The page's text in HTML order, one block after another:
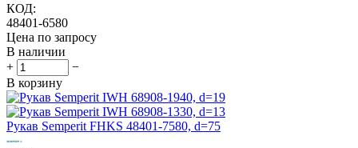
КОД:
48401-6580
Цена по запросу
В наличии
+
−
В корзину
Рукав Semperit FHKS 48401-7580, d=75